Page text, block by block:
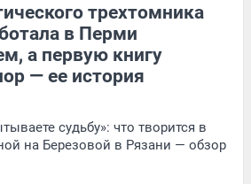
трехтомника
в Перми
а первую книгу
— ее история
судьбу»: что творится в
на Березовой в Рязани — обзор